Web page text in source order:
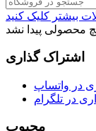
اشتراک گذاری
در واتساپ
در تلگرام
محبوب